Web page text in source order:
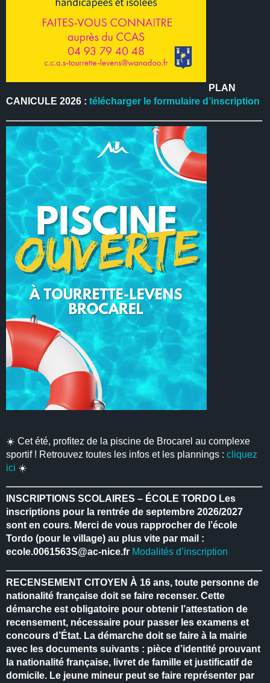
PLAN
CANICULE 2026 :télécharger le formulaire d’inscription
☀️ Cet été, profitez de la piscine de Brocarel au complexe
sportif ! Retrouvez toutes les infos et les plannings :cliquez
ici ☀️
INSCRIPTIONS SCOLAIRES – ÉCOLE TORDO Les
inscriptions pour la rentrée de septembre 2026/2027
sont en cours. Merci de vous rapprocher de l’école
Tordo (pour le village) au plus vite par mail :
ecole.0061563S@ac-nice.fr Modalités d’inscription
RECENSEMENT CITOYEN À 16 ans, toute personne de
nationalité française doit se faire recenser. Cette
démarche est obligatoire pour obtenir l’attestation de
recensement, nécessaire pour passer les examens et
concours d’État. La démarche doit se faire à la mairie
avec les documents suivants : pièce d’identité prouvant
la nationalité française, livret de famille et justificatif de
domicile. Le jeune mineur peut se faire représenter par